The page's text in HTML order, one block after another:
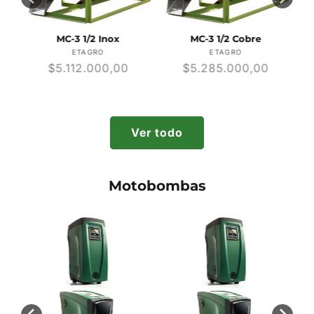
MC-3 1/2 Inox
Proveedor:
ETAGRO
Precio
$5.112.000,00
MC-3 1/2 Cobre
Proveedor:
ETAGRO
Precio
$5.285.000,00
Ver todo
Motobombas